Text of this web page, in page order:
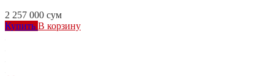
2 257 000 сум
Купить В корзину